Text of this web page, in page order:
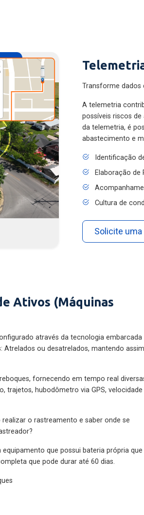
Transforme dados
A telemetria
possíveis riscos
da telemetria, é
abastecimento e
Identificação
Elaboração de
Cultura de
Solicite
Ativos (Máquinas
através da tecnologia embarcada
ou desatrelados, mantendo
fornecendo em tempo real
trajetos, hubodômetro via GPS, velocidade
o rastreamento e saber onde se
que possui bateria própria que
que pode durar até 60 dias.